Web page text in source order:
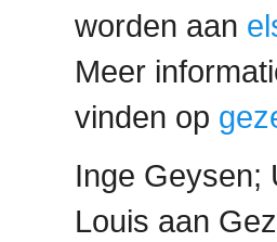
worden aan
Meer
vinden op
Inge Geysen;
Louis aan